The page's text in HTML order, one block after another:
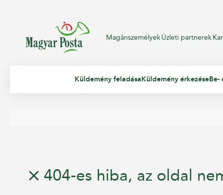
MagánszemélyekÜzleti partnerek
Küldemény feladásaKüldemény érkezéseBe-
404-es hiba, az oldal